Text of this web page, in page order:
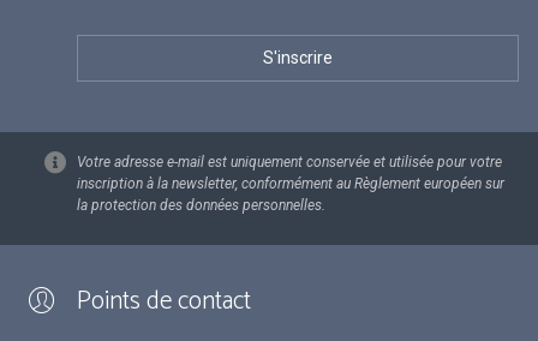
Votre adresse e-mail est uniquement conservée et utilisée pour votre
inscription à la newsletter, conformément au Règlement européen sur
la protection des données personnelles.
Points de contact